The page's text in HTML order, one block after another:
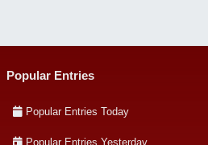
Popular Entries
Popular Entries Today
Popular Entries Yesterday